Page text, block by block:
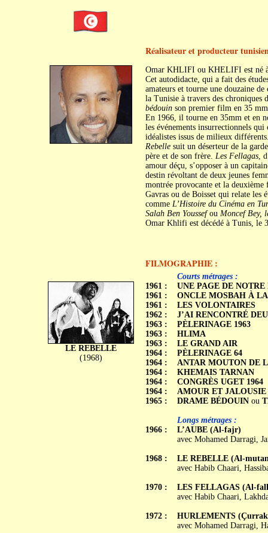
Réalisateur et producteur
Omar KHLIFI ou KHELIFI est né
Cet autodidacte, qui a fait des
amateurs et tourne une douzaine
la Tunisie à travers des chroniques
bédouinson premier film en 35
En 1966, il tourne en 35mm et en
les événements insurrectionnels
idéalistes issus de milieux
Rebellesuit un déserteur de la
père et de son frère. Les Fellagas,
amour déçu, s’opposer à un
destin révoltant de deux jeunes
montrée provocante et la deuxième
Gavras ou de Boisset qui relate les
comme L’Histoire du Cinéma en
Salah Ben Youssefou Moncef Bey,
Omar Khlifi est décédé à Tunis, le
FILMOGRAPHIE :
LE REBELLE
(1968)
1961 :
1961 :
1961 :
1962 :
1963 :
1963 :
1963 :
1964 :
1964 :
1964 :
1964 :
1964 :
1965 :
1966 :
1968 :
1970 :
1972 :
Courts métrages :
UNE PAGE DE
ONCLE MOSBAH À
LES VOLONTAIRES
J’AI RENCONTRÉ
PÈLERINAGE 1963
HLIMA
LE GRAND AIR
PÈLERINAGE 64
ANTAR MOUTON DE
KHEMAIS TARNAN
CONGRÈS UGET 1964
AMOUR ET JALOUSIE
DRAME BÉDOUINou
Longs métrages :
L’AUBE (Al-fajr)
avec Mohamed Darragi,
LE REBELLE (Al-
avec Habib Chaari,
LES FELLAGAS (Al-
avec Habib Chaari,
HURLEMENTS
avec Mohamed Darragi,